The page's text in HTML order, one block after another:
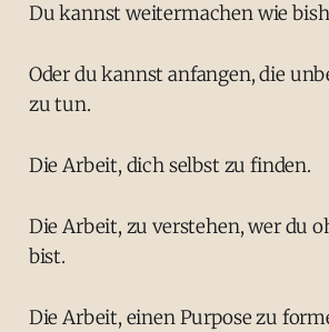
Du kannst weitermachen wie
Oder du kannst anfangen, die
zu tun.
Die Arbeit, dich selbst zu finden.
Die Arbeit, zu verstehen, wer du
bist.
Die Arbeit, einen Purpose zu